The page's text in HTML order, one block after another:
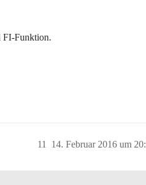
FI-Funktion.
14. Februar 2016 um
11